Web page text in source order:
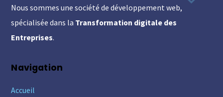
Top
Nous sommes une société de développement web,
spécialisée dans la Transformation digitale des
Entreprises.
Navigation
Accueil